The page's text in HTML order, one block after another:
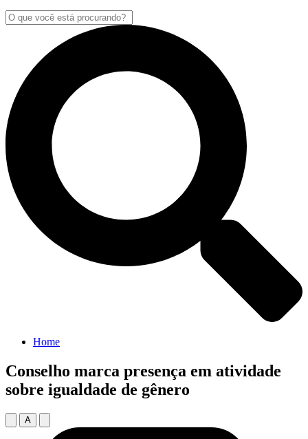
Home
Conselho marca presença em atividade
sobre igualdade de gênero
A